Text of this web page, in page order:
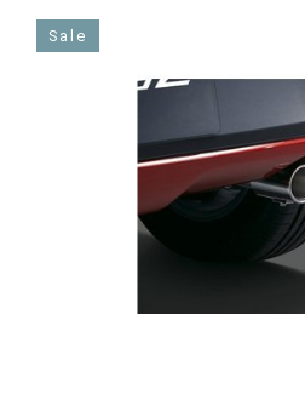
Sale